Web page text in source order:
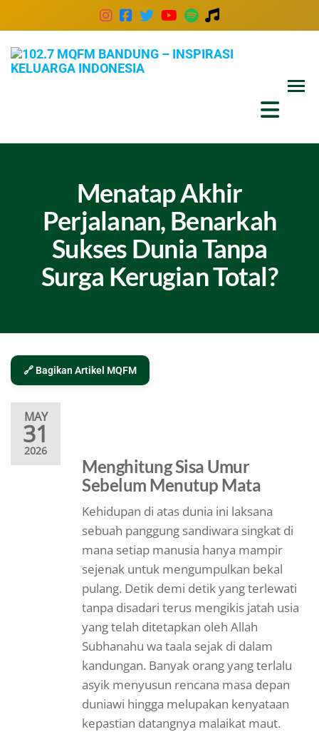
Menatap Akhir
Perjalanan, Benarkah
Sukses Dunia Tanpa
Surga Kerugian Total?
🔗 Bagikan Artikel MQFM
MAY
31
2026
Menghitung Sisa Umur
Sebelum Menutup Mata
Kehidupan di atas dunia ini laksana
sebuah panggung sandiwara singkat di
mana setiap manusia hanya mampir
sejenak untuk mengumpulkan bekal
pulang. Detik demi detik yang terlewati
tanpa disadari terus mengikis jatah usia
yang telah ditetapkan oleh Allah
Subhanahu wa taala sejak di dalam
kandungan. Banyak orang yang terlalu
asyik menyusun rencana masa depan
duniawi hingga melupakan kenyataan
kepastian datangnya malaikat maut.